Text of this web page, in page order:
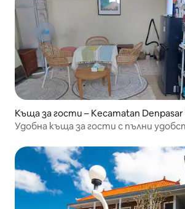
Къща за гости – Kecamatan
Удобна къща за гости с пълни